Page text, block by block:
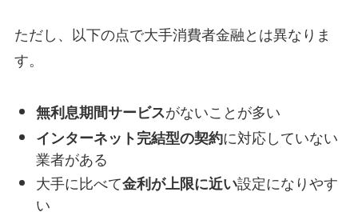
ただし、以下の点で大手消費者金融とは異なりま
す。
無利息期間サービスがないことが多い
インターネット完結型の契約に対応していない
業者がある
大手に比べて金利が上限に近い設定になりやす
い